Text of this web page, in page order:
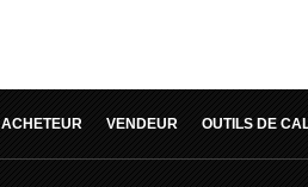
ACHETEUR VENDEUR OUTILS DE